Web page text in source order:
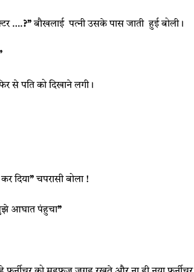
….?”बौखलाई पत्‍नी उसके पास जाती हुई बोली।
से पति को दिखाने लगी।
दिया”चपरासी बोला !
आघात पंहुचा”